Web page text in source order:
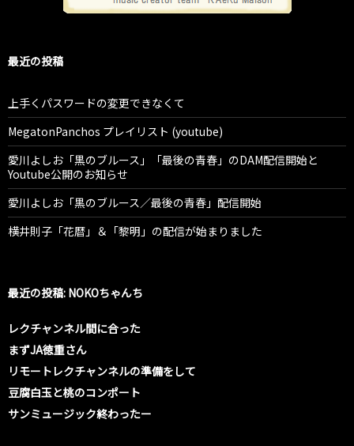
最近の投稿
上手くパスワードの変更できなくて
MegatonPanchos プレイリスト (youtube)
愛川よしお「黒のブルース」「最後の青春」のDAM配信開始と
Youtube公開のお知らせ
愛川よしお「黒のブルース／最後の青春」配信開始
横井則子「花暦」＆「黎明」の配信が始まりました
最近の投稿: NOKOちゃんち
レクチャンネル間に合った
まずJA徳重さん
リモートレクチャンネルの準備をして
豆腐白玉と桃のコンポート
サンミュージック終わったー